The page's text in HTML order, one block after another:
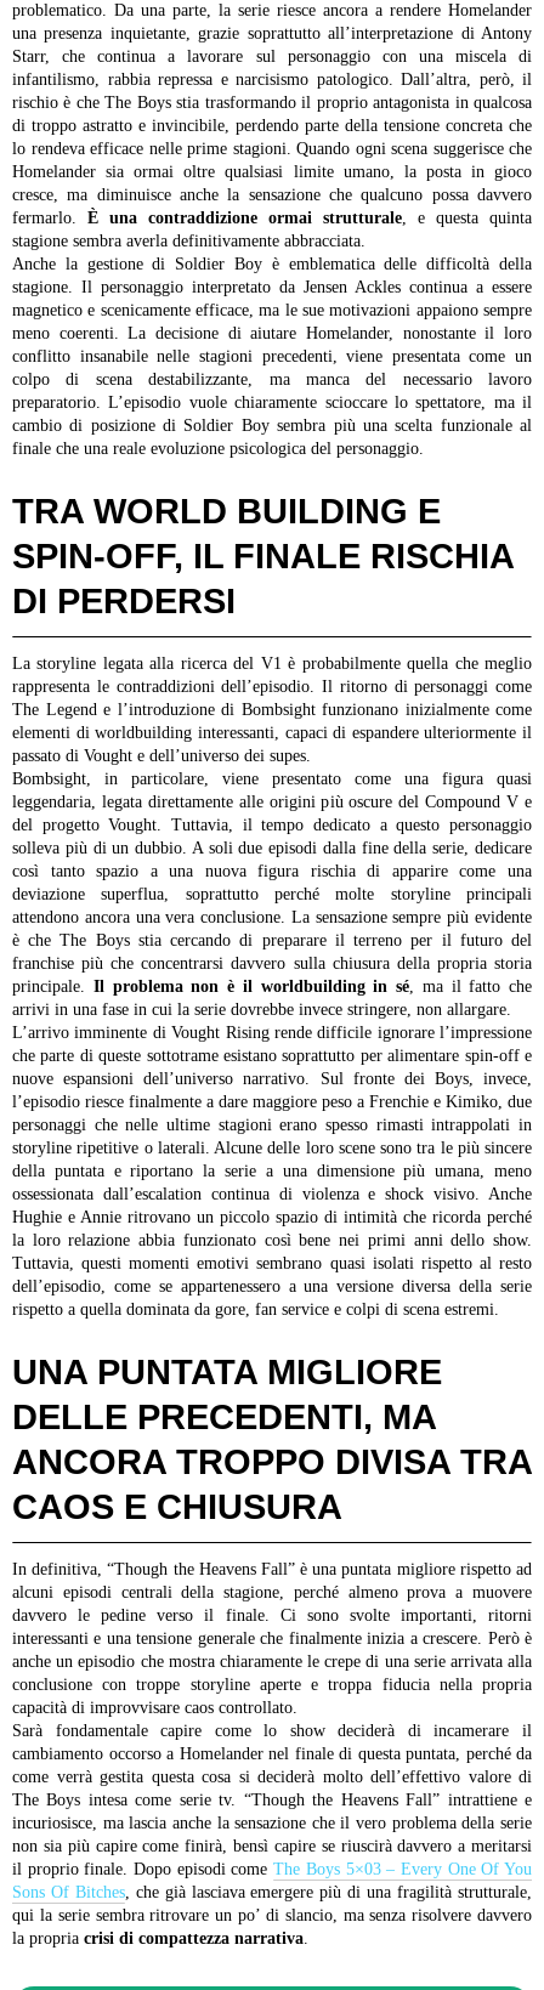
problematico. Da una parte, la serie riesce ancora a rendere Homelander
una presenza inquietante, grazie soprattutto all’interpretazione di Antony
Starr, che continua a lavorare sul personaggio con una miscela di
infantilismo, rabbia repressa e narcisismo patologico. Dall’altra, però, il
rischio è che The Boys stia trasformando il proprio antagonista in qualcosa
di troppo astratto e invincibile, perdendo parte della tensione concreta che
lo rendeva efficace nelle prime stagioni. Quando ogni scena suggerisce che
Homelander sia ormai oltre qualsiasi limite umano, la posta in gioco
cresce, ma diminuisce anche la sensazione che qualcuno possa davvero
fermarlo. È una contraddizione ormai strutturale, e questa quinta
stagione sembra averla definitivamente abbracciata.
Anche la gestione di Soldier Boy è emblematica delle difficoltà della
stagione. Il personaggio interpretato da Jensen Ackles continua a essere
magnetico e scenicamente efficace, ma le sue motivazioni appaiono sempre
meno coerenti. La decisione di aiutare Homelander, nonostante il loro
conflitto insanabile nelle stagioni precedenti, viene presentata come un
colpo di scena destabilizzante, ma manca del necessario lavoro
preparatorio. L’episodio vuole chiaramente scioccare lo spettatore, ma il
cambio di posizione di Soldier Boy sembra più una scelta funzionale al
finale che una reale evoluzione psicologica del personaggio.
TRA WORLD BUILDING E
SPIN-OFF, IL FINALE RISCHIA
DI PERDERSI
La storyline legata alla ricerca del V1 è probabilmente quella che meglio
rappresenta le contraddizioni dell’episodio. Il ritorno di personaggi come
The Legend e l’introduzione di Bombsight funzionano inizialmente come
elementi di worldbuilding interessanti, capaci di espandere ulteriormente il
passato di Vought e dell’universo dei supes.
Bombsight, in particolare, viene presentato come una figura quasi
leggendaria, legata direttamente alle origini più oscure del Compound V e
del progetto Vought. Tuttavia, il tempo dedicato a questo personaggio
solleva più di un dubbio. A soli due episodi dalla fine della serie, dedicare
così tanto spazio a una nuova figura rischia di apparire come una
deviazione superflua, soprattutto perché molte storyline principali
attendono ancora una vera conclusione. La sensazione sempre più evidente
è che The Boys stia cercando di preparare il terreno per il futuro del
franchise più che concentrarsi davvero sulla chiusura della propria storia
principale. Il problema non è il worldbuilding in sé, ma il fatto che
arrivi in una fase in cui la serie dovrebbe invece stringere, non allargare.
L’arrivo imminente di Vought Rising rende difficile ignorare l’impressione
che parte di queste sottotrame esistano soprattutto per alimentare spin-off e
nuove espansioni dell’universo narrativo. Sul fronte dei Boys, invece,
l’episodio riesce finalmente a dare maggiore peso a Frenchie e Kimiko, due
personaggi che nelle ultime stagioni erano spesso rimasti intrappolati in
storyline ripetitive o laterali. Alcune delle loro scene sono tra le più sincere
della puntata e riportano la serie a una dimensione più umana, meno
ossessionata dall’escalation continua di violenza e shock visivo. Anche
Hughie e Annie ritrovano un piccolo spazio di intimità che ricorda perché
la loro relazione abbia funzionato così bene nei primi anni dello show.
Tuttavia, questi momenti emotivi sembrano quasi isolati rispetto al resto
dell’episodio, come se appartenessero a una versione diversa della serie
rispetto a quella dominata da gore, fan service e colpi di scena estremi.
UNA PUNTATA MIGLIORE
DELLE PRECEDENTI, MA
ANCORA TROPPO DIVISA TRA
CAOS E CHIUSURA
In definitiva, “Though the Heavens Fall” è una puntata migliore rispetto ad
alcuni episodi centrali della stagione, perché almeno prova a muovere
davvero le pedine verso il finale. Ci sono svolte importanti, ritorni
interessanti e una tensione generale che finalmente inizia a crescere. Però è
anche un episodio che mostra chiaramente le crepe di una serie arrivata alla
conclusione con troppe storyline aperte e troppa fiducia nella propria
capacità di improvvisare caos controllato.
Sarà fondamentale capire come lo show deciderà di incamerare il
cambiamento occorso a Homelander nel finale di questa puntata, perché da
come verrà gestita questa cosa si deciderà molto dell’effettivo valore di
The Boys intesa come serie tv. “Though the Heavens Fall” intrattiene e
incuriosisce, ma lascia anche la sensazione che il vero problema della serie
non sia più capire come finirà, bensì capire se riuscirà davvero a meritarsi
il proprio finale. Dopo episodi comeThe Boys 5×03 – Every One Of You
Sons Of Bitches, che già lasciava emergere più di una fragilità strutturale,
qui la serie sembra ritrovare un po’ di slancio, ma senza risolvere davvero
la propria crisi di compattezza narrativa.